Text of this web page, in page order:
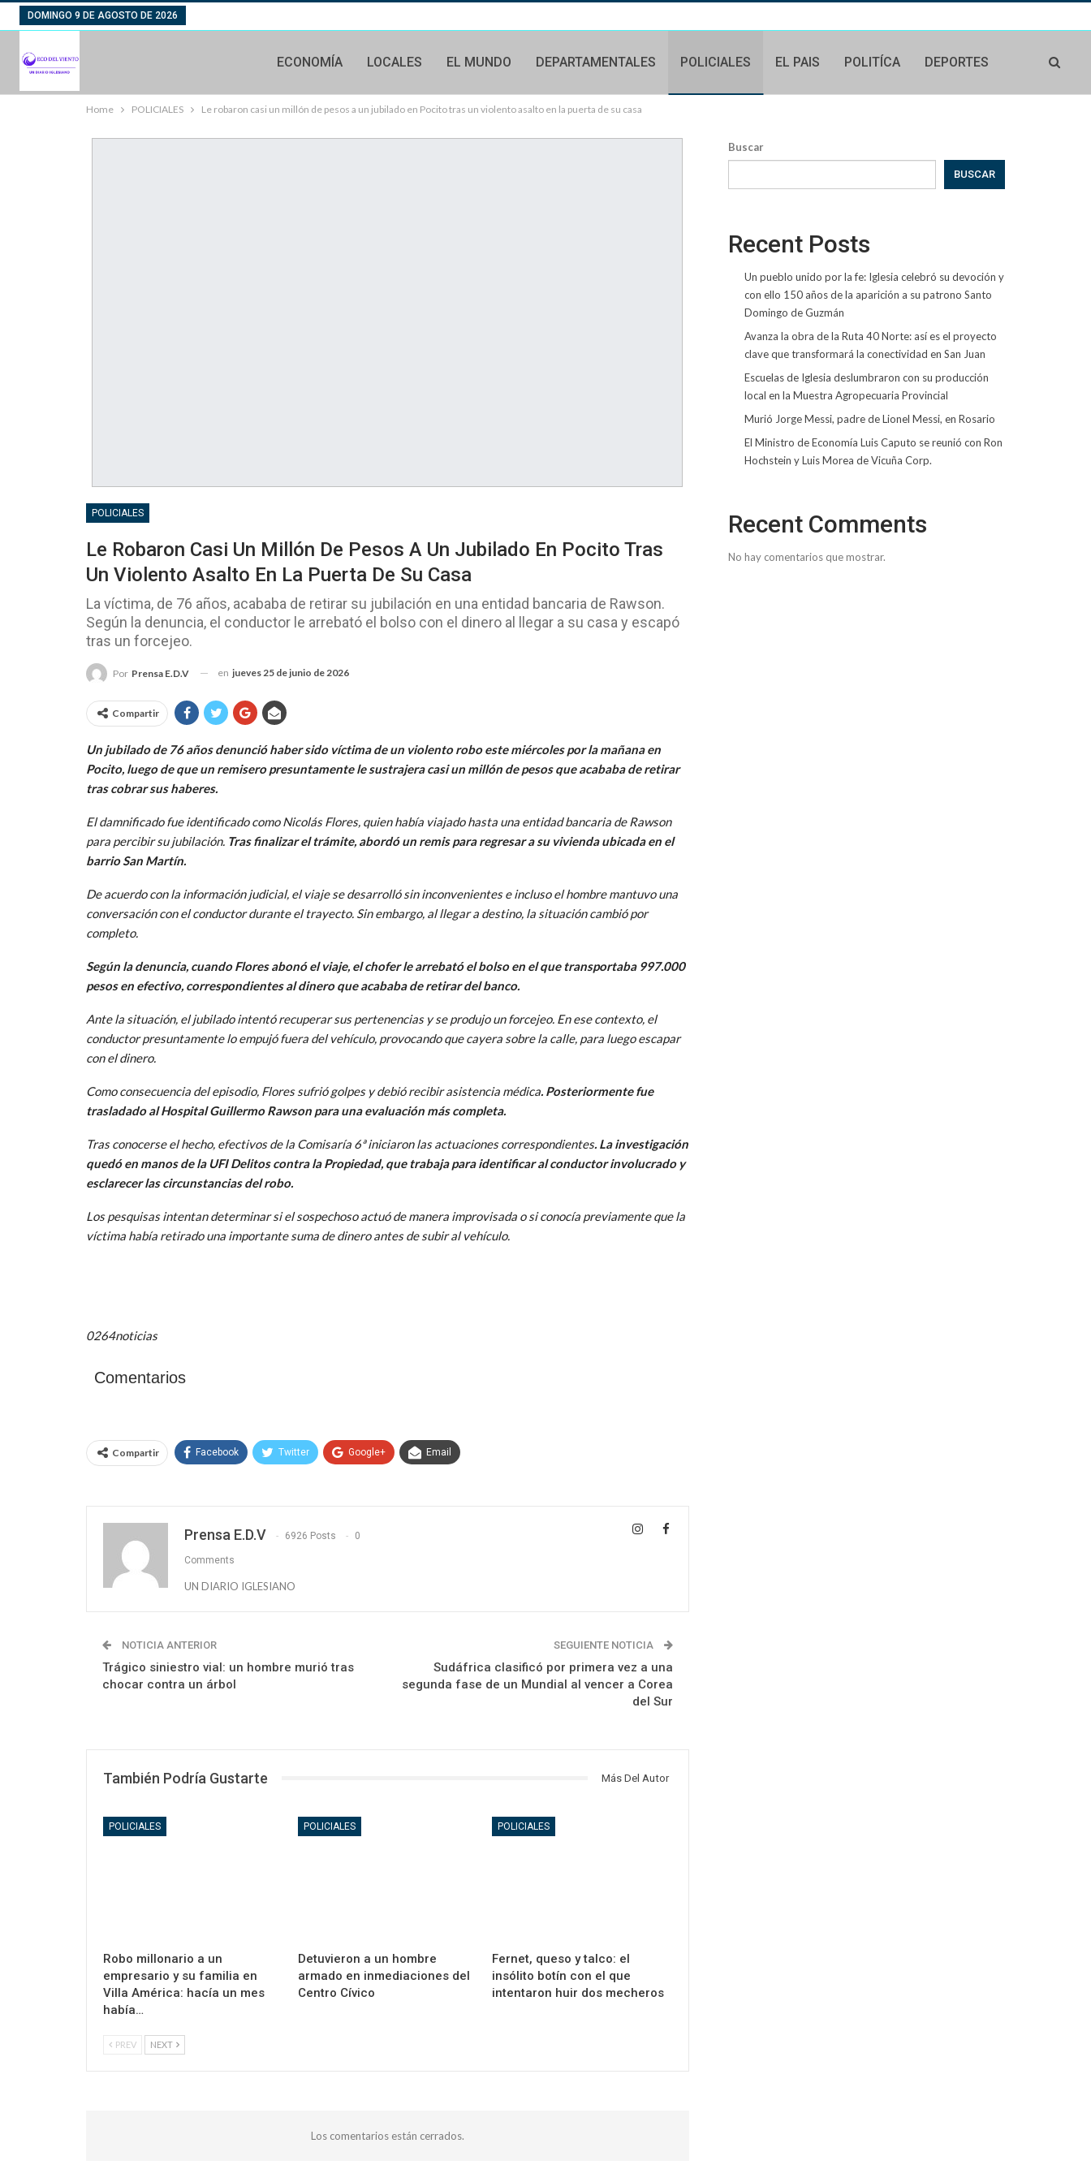
DOMINGO 9 DE AGOSTO DE 2026
ECONOMÍA LOCALES EL MUNDO DEPARTAMENTALES POLICIALES EL PAIS POLITÍCA DEPORTES
Home POLICIALES Le robaron casi un millón de pesos a un jubilado en Pocito tras un violento asalto en la puerta de su casa
POLICIALES
Le Robaron Casi Un Millón De Pesos A Un Jubilado En Pocito Tras
Un Violento Asalto En La Puerta De Su Casa
La víctima, de 76 años, acababa de retirar su jubilación en una entidad bancaria de Rawson.
Según la denuncia, el conductor le arrebató el bolso con el dinero al llegar a su casa y escapó
tras un forcejeo.
Por Prensa E.D.V en jueves 25 de junio de 2026
Compartir
Un jubilado de 76 años denunció haber sido víctima de un violento robo este miércoles por la mañana en
Pocito, luego de que un remisero presuntamente le sustrajera casi un millón de pesos que acababa de retirar
tras cobrar sus haberes.
El damnificado fue identificado como Nicolás Flores, quien había viajado hasta una entidad bancaria de Rawson
para percibir su jubilación. Tras finalizar el trámite, abordó un remis para regresar a su vivienda ubicada en el
barrio San Martín.
De acuerdo con la información judicial, el viaje se desarrolló sin inconvenientes e incluso el hombre mantuvo una
conversación con el conductor durante el trayecto. Sin embargo, al llegar a destino, la situación cambió por
completo.
Según la denuncia, cuando Flores abonó el viaje, el chofer le arrebató el bolso en el que transportaba 997.000
pesos en efectivo, correspondientes al dinero que acababa de retirar del banco.
Ante la situación, el jubilado intentó recuperar sus pertenencias y se produjo un forcejeo. En ese contexto, el
conductor presuntamente lo empujó fuera del vehículo, provocando que cayera sobre la calle, para luego escapar
con el dinero.
Como consecuencia del episodio, Flores sufrió golpes y debió recibir asistencia médica. Posteriormente fue
trasladado al Hospital Guillermo Rawson para una evaluación más completa.
Tras conocerse el hecho, efectivos de la Comisaría 6ª iniciaron las actuaciones correspondientes. La investigación
quedó en manos de la UFI Delitos contra la Propiedad, que trabaja para identificar al conductor involucrado y
esclarecer las circunstancias del robo.
Los pesquisas intentan determinar si el sospechoso actuó de manera improvisada o si conocía previamente que la
víctima había retirado una importante suma de dinero antes de subir al vehículo.
0264noticias
Comentarios
Compartir Facebook Twitter Google+ Email
Prensa E.D.V 6926 Posts 0
Comments
UN DIARIO IGLESIANO
NOTICIA ANTERIOR
Trágico siniestro vial: un hombre murió tras
chocar contra un árbol
SEGUIENTE NOTICIA
Sudáfrica clasificó por primera vez a una
segunda fase de un Mundial al vencer a Corea
del Sur
También Podría Gustarte Más Del Autor
POLICIALES
Robo millonario a un
empresario y su familia en
Villa América: hacía un mes
había…
POLICIALES
Detuvieron a un hombre
armado en inmediaciones del
Centro Cívico
POLICIALES
Fernet, queso y talco: el
insólito botín con el que
intentaron huir dos mecheros
PREV NEXT
Los comentarios están cerrados.
Buscar
BUSCAR
Recent Posts
Un pueblo unido por la fe: Iglesia celebró su devoción y
con ello 150 años de la aparición a su patrono Santo
Domingo de Guzmán
Avanza la obra de la Ruta 40 Norte: así es el proyecto
clave que transformará la conectividad en San Juan
Escuelas de Iglesia deslumbraron con su producción
local en la Muestra Agropecuaria Provincial
Murió Jorge Messi, padre de Lionel Messi, en Rosario
El Ministro de Economía Luis Caputo se reunió con Ron
Hochstein y Luis Morea de Vicuña Corp.
Recent Comments
No hay comentarios que mostrar.